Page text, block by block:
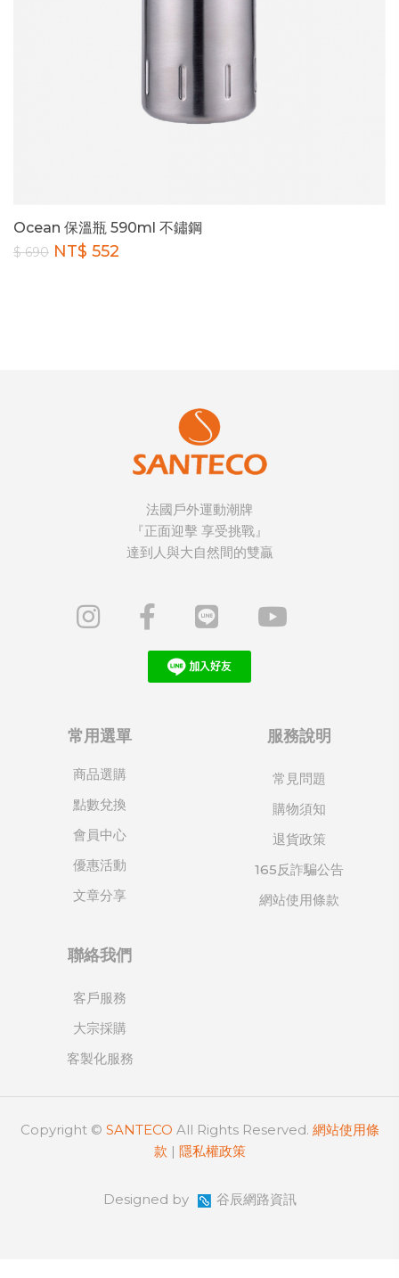
Ocean 保溫瓶 590ml 不鏽鋼
$ 690 NT$ 552
法國戶外運動潮牌
『正面迎擊 享受挑戰』
達到人與大自然間的雙贏
常用選單
商品選購
點數兌換
會員中心
優惠活動
文章分享
服務說明
常見問題
購物須知
退貨政策
165反詐騙公告
網站使用條款
聯絡我們
客戶服務
大宗採購
客製化服務
Copyright © SANTECO All Rights Reserved. 網站使用條
款 | 隱私權政策
Designed by 谷辰網路資訊